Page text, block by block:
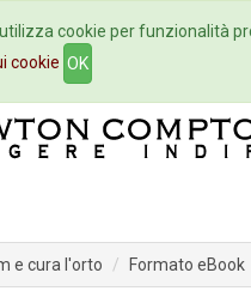
Autori Eventi
e cura l'orto Formato eBook
cookie per funzionalità
cookie OK